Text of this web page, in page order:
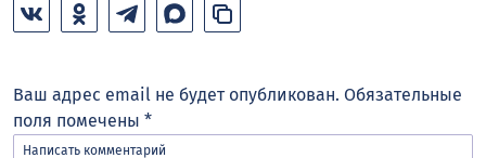
Ваш адрес email не будет опубликован. Обязательные
поля помечены *